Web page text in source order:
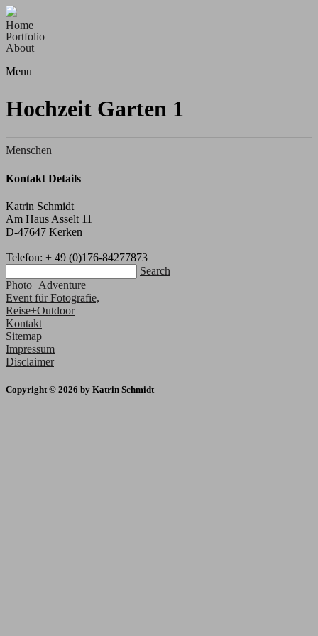
Home
Portfolio
About
Menu
Hochzeit Garten 1
Menschen
Kontakt Details
Katrin Schmidt
Am Haus Asselt 11
D-47647 Kerken
Telefon: + 49 (0)176-84277873
Search
Photo+Adventure
Event für Fotografie,
Reise+Outdoor
Kontakt
Sitemap
Impressum
Disclaimer
Copyright © 2026 by Katrin Schmidt